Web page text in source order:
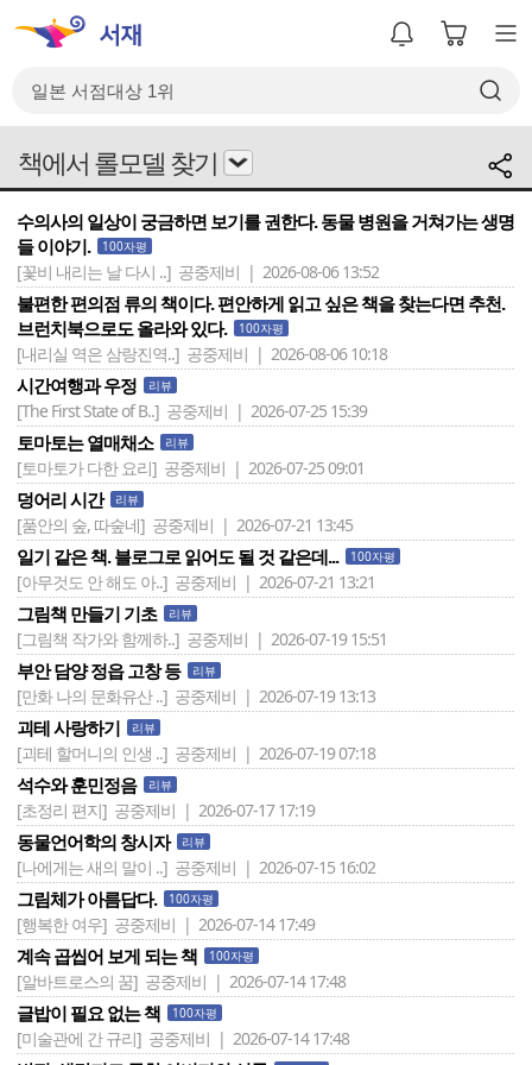
책에서 롤모델 찾기
수의사의 일상이 궁금하면 보기를 권한다. 동물 병원을 거쳐가는 생명
들 이야기.
100자평
[꽃비 내리는 날 다시 ..] 공중제비 | 2026-08-06 13:52
불편한 편의점 류의 책이다. 편안하게 읽고 싶은 책을 찾는다면 추천.
브런치북으로도 올라와 있다.
100자평
[내리실 역은 삼랑진역..] 공중제비 | 2026-08-06 10:18
시간여행과 우정 리뷰
[The First State of B..] 공중제비 | 2026-07-25 15:39
토마토는 열매채소 리뷰
[토마토가 다한 요리] 공중제비 | 2026-07-25 09:01
덩어리 시간 리뷰
[품안의 숲, 따숲네] 공중제비 | 2026-07-21 13:45
일기 같은 책. 블로그로 읽어도 될 것 같은데... 100자평
[아무것도 안 해도 아..] 공중제비 | 2026-07-21 13:21
그림책 만들기 기초 리뷰
[그림책 작가와 함께하..] 공중제비 | 2026-07-19 15:51
부안 담양 정읍 고창 등 리뷰
[만화 나의 문화유산 ..] 공중제비 | 2026-07-19 13:13
괴테 사랑하기 리뷰
[괴테 할머니의 인생 ..] 공중제비 | 2026-07-19 07:18
석수와 훈민정음 리뷰
[초정리 편지] 공중제비 | 2026-07-17 17:19
동물언어학의 창시자 리뷰
[나에게는 새의 말이 ..] 공중제비 | 2026-07-15 16:02
그림체가 아름답다. 100자평
[행복한 여우] 공중제비 | 2026-07-14 17:49
계속 곱씹어 보게 되는 책 100자평
[알바트로스의 꿈] 공중제비 | 2026-07-14 17:48
글밥이 필요 없는 책 100자평
[미술관에 간 규리] 공중제비 | 2026-07-14 17:48